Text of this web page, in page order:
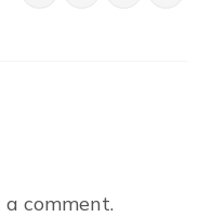
comment.